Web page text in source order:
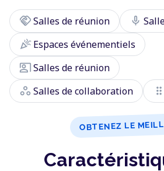
handshakeSalles de réunion mic
celebrationEspaces événementiels
co_presentSalles de réunion
workspaces Salles de collaboration drag_indicator
OBTENEZ LE